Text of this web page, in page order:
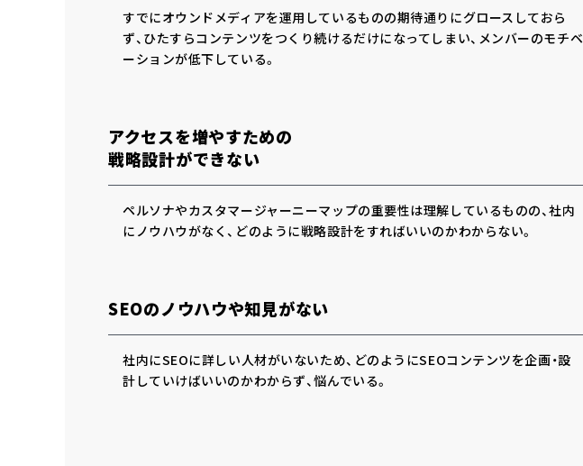
すでにオウンドメディアを運用しているものの期待通りにグロースしておら
ず、ひたすらコンテンツをつくり続けるだけになってしまい、メンバーのモチベ
ーションが低下している。
アクセスを増やすための
戦略設計ができない
ペルソナやカスタマージャーニーマップの重要性は理解しているものの、社内
にノウハウがなく、どのように戦略設計をすればいいのかわからない。
SEOのノウハウや知見がない
社内にSEOに詳しい人材がいないため、どのようにSEOコンテンツを企画・設
計していけばいいのかわからず、悩んでいる。